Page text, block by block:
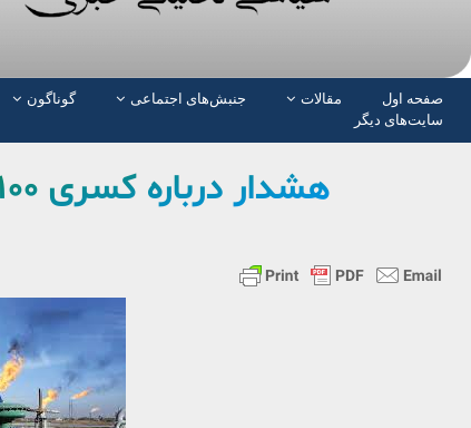
صفحە اول مقالات جنبش‌های اجتماعی گوناگون
سایت‌های دیگر
هشدار درباره کسری ۱۰۰ میلیارد مکعبی گاز در ایران